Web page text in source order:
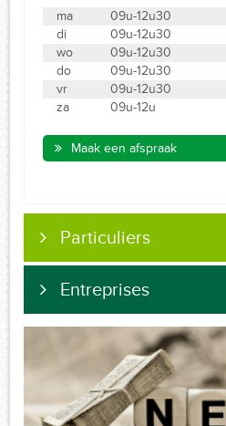
ma 09u-12u30
di
09u-12u30
wo
09u-12u30
do
09u-12u30
vr
09u-12u30
za
09u-12u
Maak een afspraak
Particuliers
Entreprises